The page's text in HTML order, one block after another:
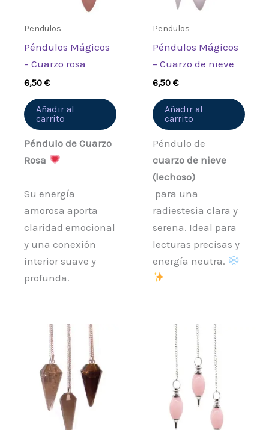
Pendulos
Péndulos Mágicos
– Cuarzo rosa
6,50€
Añadir al
carrito
Péndulo de Cuarzo
Rosa
Su energía
amorosa aporta
claridad emocional
y una conexión
interior suave y
profunda.
Pendulos
Péndulos Mágicos
– Cuarzo de nieve
6,50€
Añadir al
carrito
Péndulo de
cuarzo de nieve
(lechoso)
para una
radiestesia clara y
serena. Ideal para
lecturas precisas y
energía neutra.